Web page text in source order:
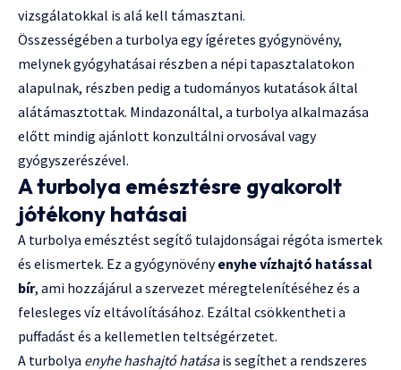
vizsgálatokkal is alá kell támasztani.
Összességében a turbolya egy ígéretes gyógynövény,
melynek gyógyhatásai részben a népi tapasztalatokon
alapulnak, részben pedig a tudományos kutatások által
alátámasztottak. Mindazonáltal, a turbolya alkalmazása
előtt mindig ajánlott konzultálni orvosával vagy
gyógyszerészével.
A turbolya emésztésre gyakorolt
jótékony hatásai
A turbolya emésztést segítő tulajdonságai régóta ismertek
és elismertek. Ez a gyógynövényenyhe vízhajtó hatással
bír, ami hozzájárul a szervezet méregtelenítéséhez és a
felesleges víz eltávolításához. Ezáltal csökkentheti a
puffadást és a kellemetlen teltségérzetet.
A turbolya enyhe hashajtó hatásais segíthet a rendszeres